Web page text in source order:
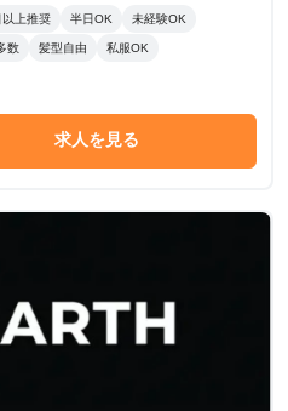
上推奨 半日OK 未経験OK
数 髪型自由 私服OK
求人を見る